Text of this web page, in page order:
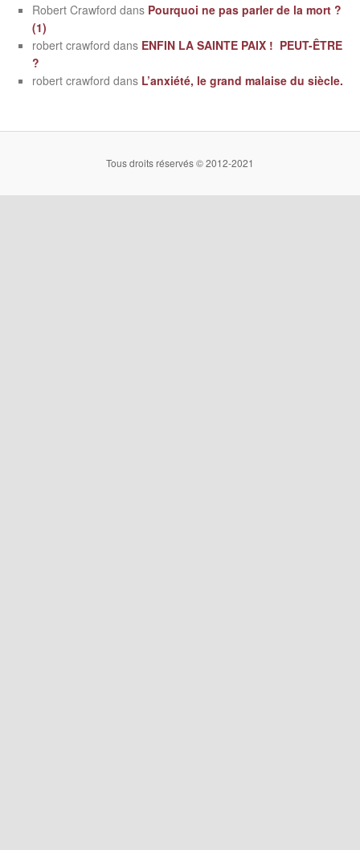
Robert Crawford dans Pourquoi ne pas parler de la mort ?
(1)
robert crawford dans ENFIN LA SAINTE PAIX ! PEUT-ÊTRE
?
robert crawford dans L’anxiété, le grand malaise du siècle.
Tous droits réservés © 2012-2021